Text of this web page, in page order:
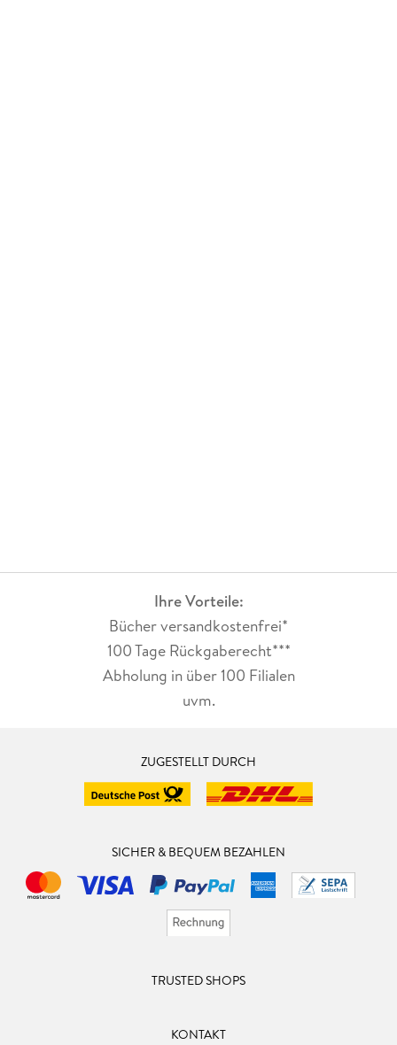
Ihre Vorteile:
Bücher versandkostenfrei*
100 Tage Rückgaberecht***
Abholung in über 100 Filialen
uvm.
ZUGESTELLT DURCH
SICHER & BEQUEM BEZAHLEN
TRUSTED SHOPS
KONTAKT